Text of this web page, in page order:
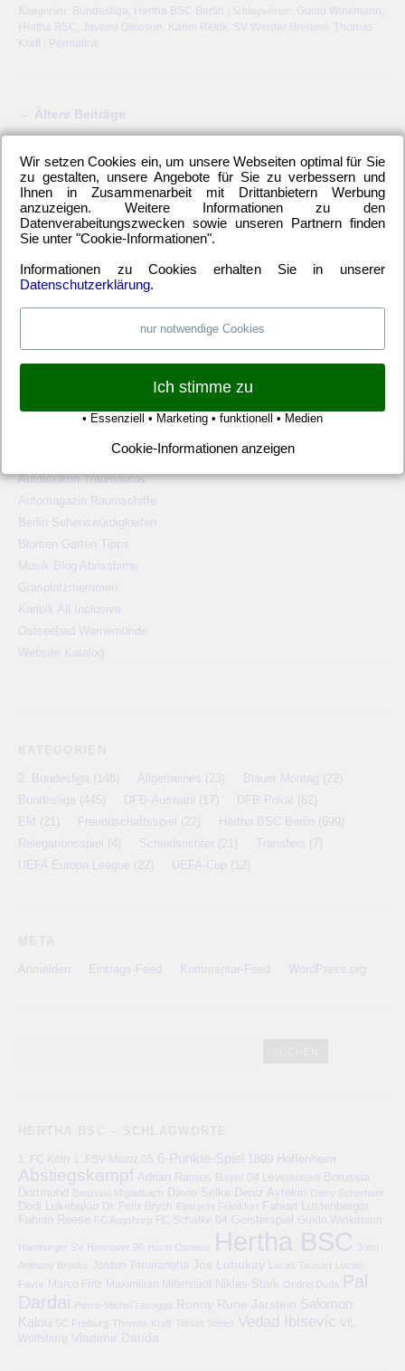
Kategorien: Bundesliga Hertha BSC Berlin | Schlagwörter: Guido Winkmann
Hertha BSC
Javeiro Dilrosun Karim Rekik SV Werder Bremen
Thomas
Kraft
Permalink
← Ältere Beiträge
LETZTE HERTHA-ARTIKEL
Einwechselspieler Marten Winkler erlöst Berliner
Hertha BSC kam unter die Räder
Alle 6-Punkte-Spiele gewinnen und aufsteigen
Pauschalreisen günstig
Langzeiturlaub günstig
Autolexikon Traumautos
Automagazin Raumschiffe
Berlin Sehenswürdigkeiten
Blumen Garten Tipps
Musik Blog Abrissbirne
Grasplatzmemmen
Karibik All Inclusive
Ostseebad Warnemünde
Website Katalog
2. Bundesliga (148) Allgemeines (23) Blauer Montag (22)
Bundesliga (445) DFB-Auswahl (17) DFB-Pokal (62)
EM (21) Freundschaftsspiel (22) Hertha BSC Berlin (699)
Relegationsspiel (4) Schiedsrichter (21) Transfers (7)
UEFA Europa League (22) UEFA-Cup (12)
Anmelden Eintrags-Feed Kommentar-Feed WordPress.org
1. FC Köln 1. FSV Mainz 05 6-Punkte-Spiel 1899 Hoffenheim
Abstiegskampf Adrian Ramos Bayer 04 Leverkusen
Borussia
Dortmund
Borussia M'gladbach Davie Selke Deniz Aytekin Derry Scherhant
Dodi Lukebakio Dr. Felix Brych Eintracht Frankfurt Fabian Lustenberger
Fabian Reese FC Augsburg FC Schalke 04 Geisterspiel Guido Winkmann
Hamburger SV Hannover 96 Harm Osmers Hertha BSC
John
Anthony Brooks
Jordan Torunarigha Jos Luhukay Lucas Tousart Lucien
Favre
Marco Fritz Maximilian Mittelstädt Niklas Stark Ondrej Duda Pal
Dardai Pierre-Michel Lasogga Ronny Rune Jarstein Salomon
Kalou SC Freiburg Thomas Kraft Tobias Stieler Vedad Ibisevic
VfL
Wolfsburg
Vladimir Darida
Wir setzen Cookies ein, um unsere Webseiten optimal für Sie
zu gestalten, unsere Angebote für Sie zu verbessern und
Ihnen in Zusammenarbeit mit Drittanbietern Werbung
anzuzeigen. Weitere Informationen zu den
Datenverabeitungszwecken sowie unseren Partnern finden
Sie unter "Cookie-Informationen".
Informationen zu Cookies erhalten Sie in unserer
Datenschutzerklärung.
nur notwendige Cookies
Ich stimme zu
• Essenziell • Marketing • funktionell • Medien
Cookie-Informationen anzeigen